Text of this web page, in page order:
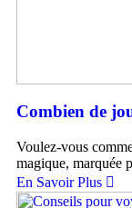
Combien de
Voulez-vous
magique, marquée
En Savoir Plus